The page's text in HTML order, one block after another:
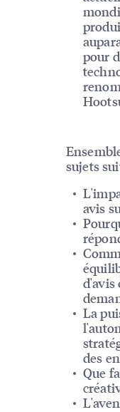
pour
sujets
avis
d'avis
La
des
Que